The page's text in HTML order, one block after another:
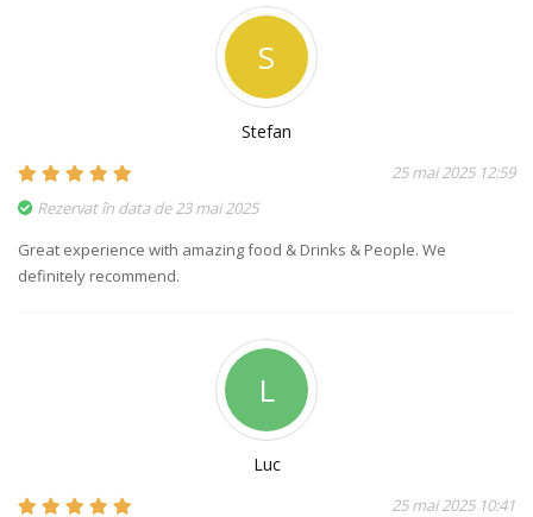
S
Stefan
25 mai 2025 12:59
Rezervat în data de 23 mai 2025
Great experience with amazing food & Drinks & People. We
definitely recommend.
L
Luc
25 mai 2025 10:41